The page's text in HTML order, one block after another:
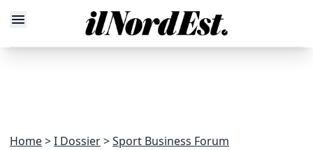
Home I Dossier Sport Business Forum